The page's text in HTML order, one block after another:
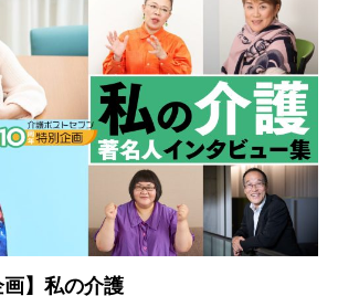
画】私の介護